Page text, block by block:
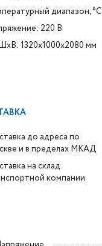
диапазон,
220 В
1320x1000x2080 мм
до адреса по
и в пределах МКАД
на склад
компании